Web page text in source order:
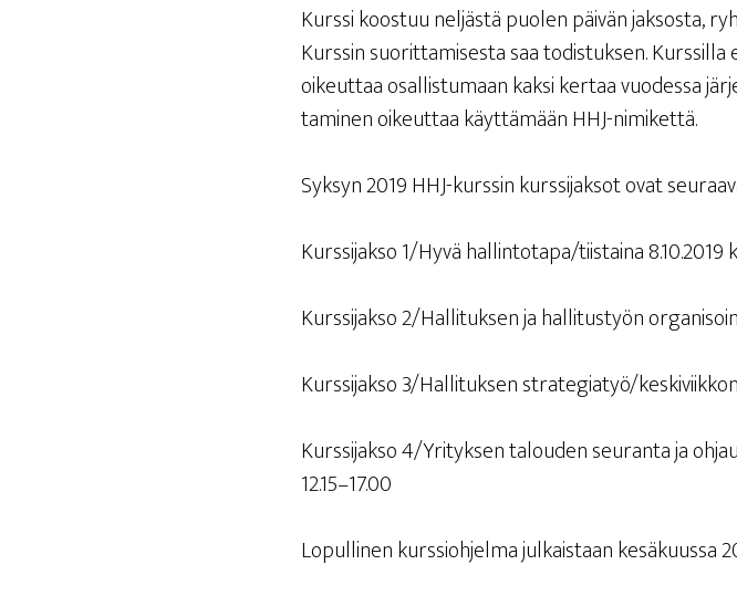
Kurs­si koos­tuu nel­jäs­tä puo­len päi­vän jak­sos­ta,
Kurs­sin suo­rit­ta­mi­ses­ta saa todis­tuk­sen.
oikeut­taa osal­lis­tu­maan kak­si ker­taa vuo­des­sa
ta­mi­nen oikeut­taa käyt­tä­mään HHJ-nimikettä.
Syk­syn 2019 HHJ-kurs­sin kurs­si­jak­sot ovat
Kurs­si­jak­so 1/Hyvä hallintotapa/tiistaina 8.10.2019
Kurs­si­jak­so 2/Hallituksen ja hal­li­tus­työn
Kurs­si­jak­so 3/Hallituksen strategiatyö/
Kurs­si­jak­so 4/Yrityksen talou­den seu­ran­ta ja
12.15–17.00
Lopul­li­nen kurs­sioh­jel­ma jul­kais­taan kesä­kuus­sa